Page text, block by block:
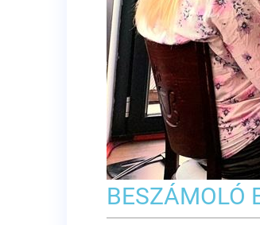
BESZÁMOLÓ